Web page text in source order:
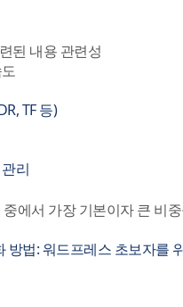
된 내용 관련성
TF 등)
리
에서 가장 기본이자 큰 비
방법: 워드프레스 초보자를